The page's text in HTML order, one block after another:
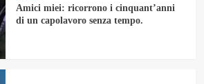
Amici miei: ricorrono i cinquant’anni
di un capolavoro senza tempo.